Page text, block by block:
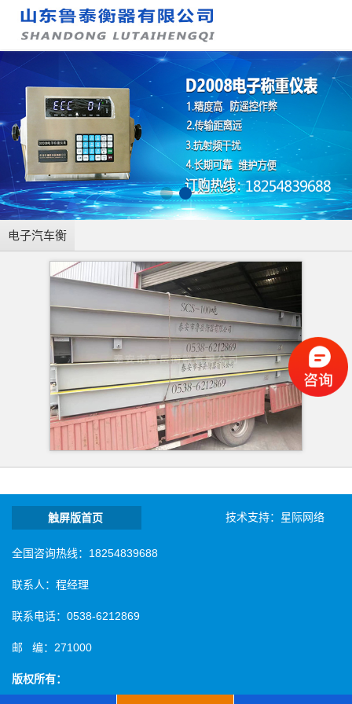
电子汽车衡
触屏版首页 技术支持： 星际网络
全国咨询热线：18254839688
联系人：程经理
联系电话：0538-6212869
邮 编：271000
版权所有：